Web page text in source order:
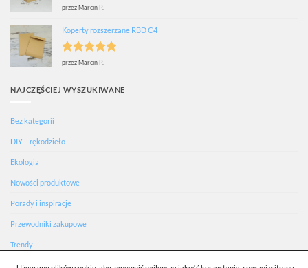
Oceniono
przez Marcin P.
Koperty rozszerzane RBD C4
Oceniono
przez Marcin P.
NAJCZĘŚCIEJ WYSZUKIWANE
Bez kategorii
DIY – rękodzieło
Ekologia
Nowości produktowe
Porady i inspiracje
Przewodniki zakupowe
Trendy